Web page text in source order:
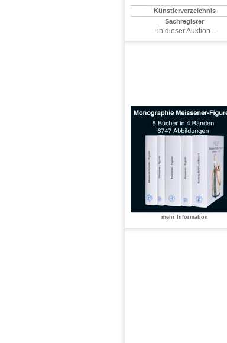
Künstlerverzeichnis
Sachregister
- in dieser Auktion -
mehr Information